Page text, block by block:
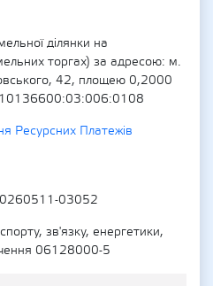
ділянки на
торгах) за адресою: м.
42, площею 0,2000
Ресурсних Платежів
03052
зв'язку, енергетики,
06128000-5